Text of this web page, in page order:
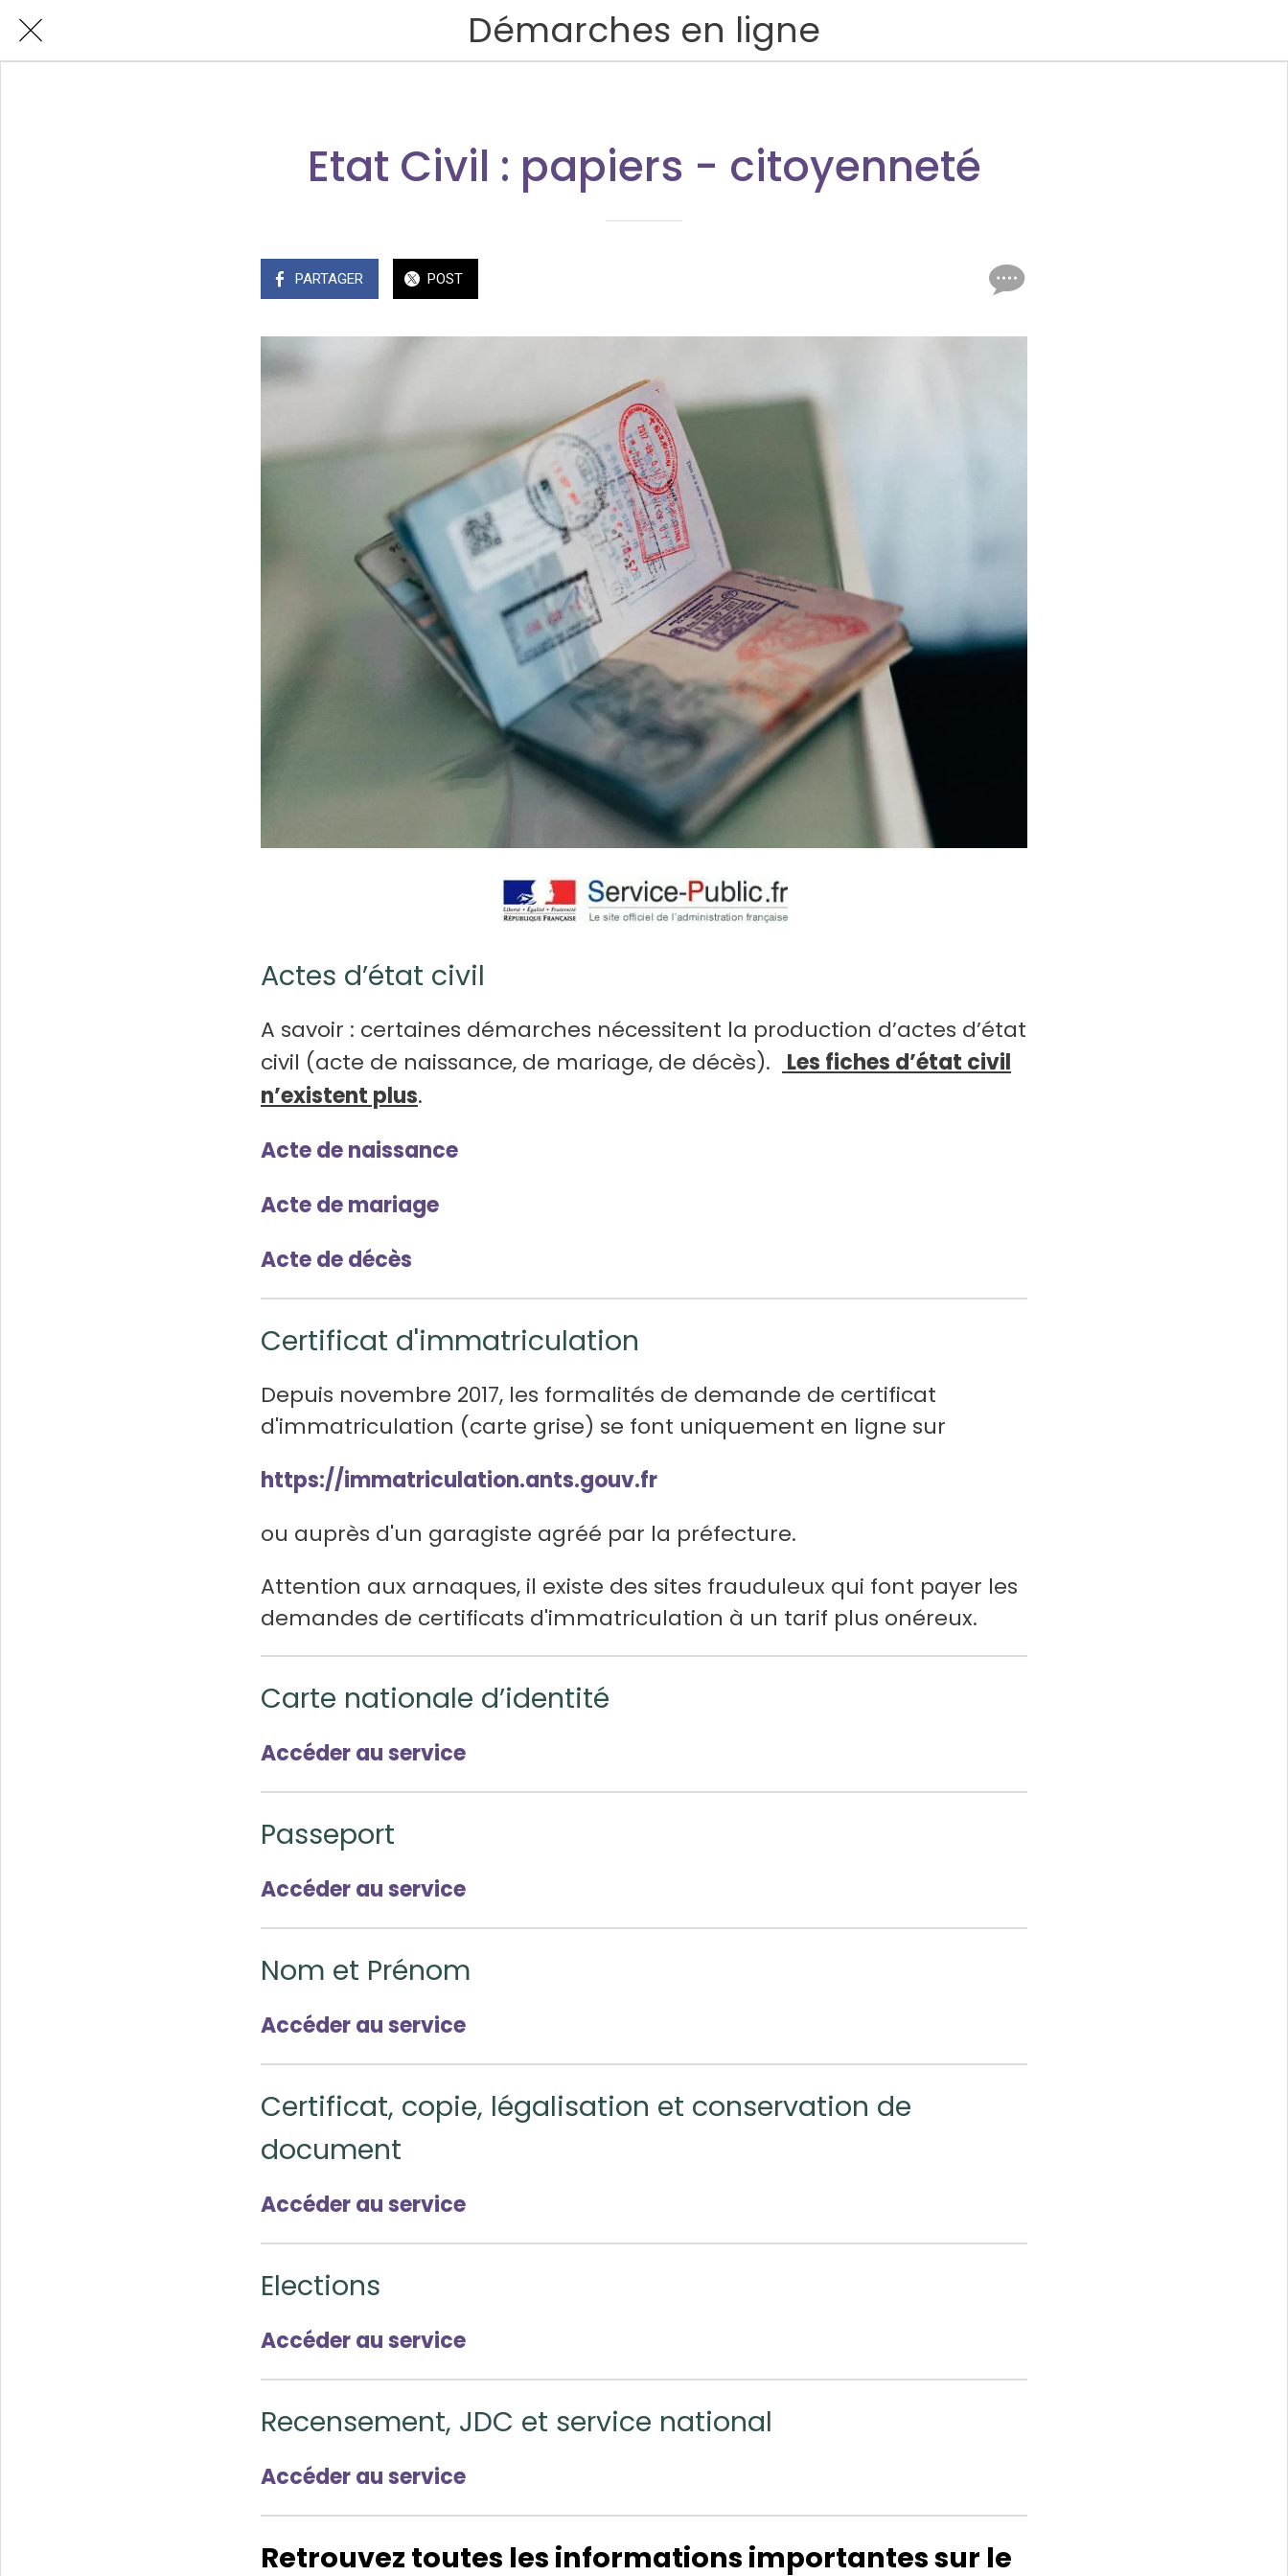
Démarches en ligne
Etat Civil : papiers - citoyenneté
PARTAGER POST
Actes d’état civil
A savoir : certaines démarches nécessitent la production d’actes d’état
civil (acte de naissance, de mariage, de décès).
Les fiches d’état civil
n’existent plus.
Acte de naissance
Acte de mariage
Acte de décès
Certificat d'immatriculation
Depuis novembre 2017, les formalités de demande de certificat
d'immatriculation (carte grise) se font uniquement en ligne sur
https://immatriculation.ants.gouv.fr
ou auprès d'un garagiste agréé par la préfecture.
Attention aux arnaques, il existe des sites frauduleux qui font payer les
demandes de certificats d'immatriculation à un tarif plus onéreux.
Carte nationale d’identité
Accéder au service
Passeport
Accéder au service
Nom et Prénom
Accéder au service
Certificat, copie, légalisation et conservation de
document
Accéder au service
Elections
Accéder au service
Recensement, JDC et service national
Accéder au service
Retrouvez toutes les informations importantes sur le